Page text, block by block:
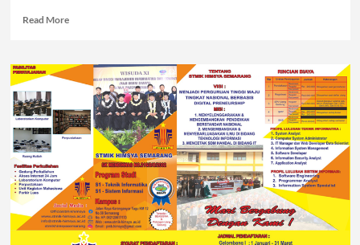
Read More